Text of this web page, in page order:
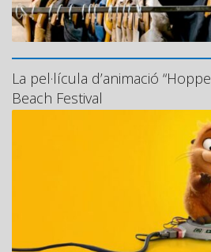
La pel·lícula d’animació
Beach Festival